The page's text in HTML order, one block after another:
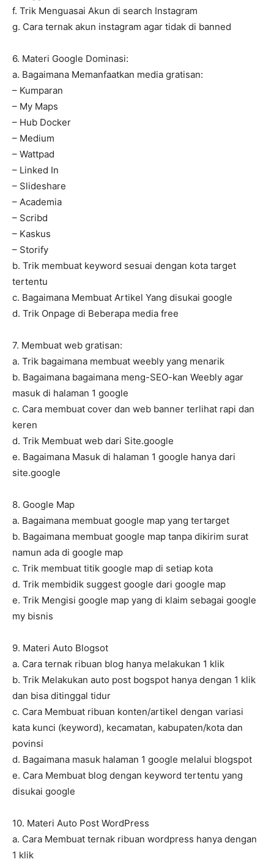
f. Trik Menguasai Akun di search Instagram
g. Cara ternak akun instagram agar tidak di banned
6. Materi Google Dominasi:
a. Bagaimana Memanfaatkan media gratisan:
– Kumparan
– My Maps
– Hub Docker
– Medium
– Wattpad
– Linked In
– Slideshare
– Academia
– Scribd
– Kaskus
– Storify
b. Trik membuat keyword sesuai dengan kota target
tertentu
c. Bagaimana Membuat Artikel Yang disukai google
d. Trik Onpage di Beberapa media free
7. Membuat web gratisan:
a. Trik bagaimana membuat weebly yang menarik
b. Bagaimana bagaimana meng-SEO-kan Weebly agar
masuk di halaman 1 google
c. Cara membuat cover dan web banner terlihat rapi dan
keren
d. Trik Membuat web dari Site.google
e. Bagaimana Masuk di halaman 1 google hanya dari
site.google
8. Google Map
a. Bagaimana membuat google map yang tertarget
b. Bagaimana membuat google map tanpa dikirim surat
namun ada di google map
c. Trik membuat titik google map di setiap kota
d. Trik membidik suggest google dari google map
e. Trik Mengisi google map yang di klaim sebagai google
my bisnis
9. Materi Auto Blogsot
a. Cara ternak ribuan blog hanya melakukan 1 klik
b. Trik Melakukan auto post bogspot hanya dengan 1 klik
dan bisa ditinggal tidur
c. Cara Membuat ribuan konten/artikel dengan variasi
kata kunci (keyword), kecamatan, kabupaten/kota dan
povinsi
d. Bagaimana masuk halaman 1 google melalui blogspot
e. Cara Membuat blog dengan keyword tertentu yang
disukai google
10. Materi Auto Post WordPress
a. Cara Membuat ternak ribuan wordpress hanya dengan
1 klik